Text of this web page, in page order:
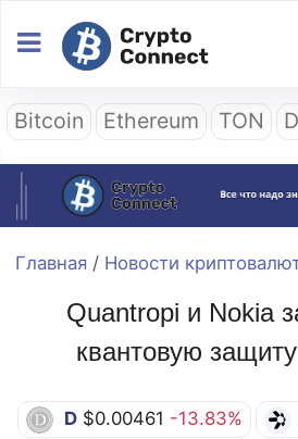
Bitcoin Ethereum TON
Главная / Новости
Quantropi и Nokia
квантовую
D $0.00461 -13.83%